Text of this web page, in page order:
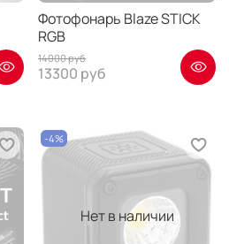
Фотофонарь Blaze STICK
RGB
14000 руб
13300 руб
Нет в наличии
-4%